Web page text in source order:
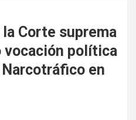
Corte suprema
vocación política
en